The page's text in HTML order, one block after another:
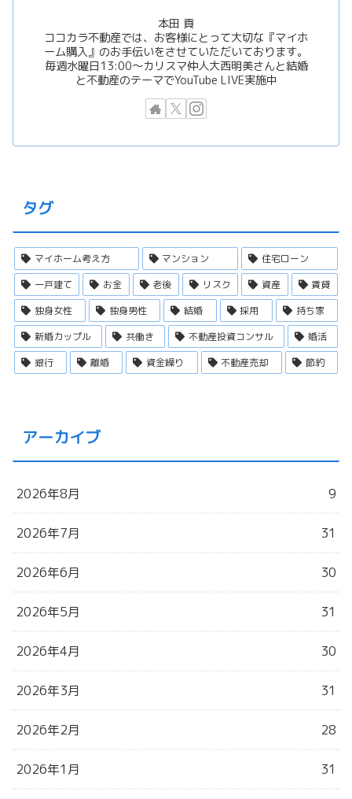
本田 貢
ココカラ不動産では、お客様にとって大切な『マイホ
ーム購入』のお手伝いをさせていただいております。
毎週水曜日13:00〜カリスマ仲人大西明美さんと結婚
と不動産のテーマでYouTube LIVE実施中
タグ
マイホーム考え方 マンション
住宅ローン
一戸建て
お金 老後 リスク 資産
賃貸
独身女性
独身男性 結婚 採用
持ち家
新婚カップル
共働き 不動産投資コンサル
婚活
銀行
離婚 資金繰り 不動産売却 節約
アーカイブ
2026年8月 9
2026年7月 31
2026年6月 30
2026年5月 31
2026年4月 30
2026年3月 31
2026年2月 28
2026年1月 31